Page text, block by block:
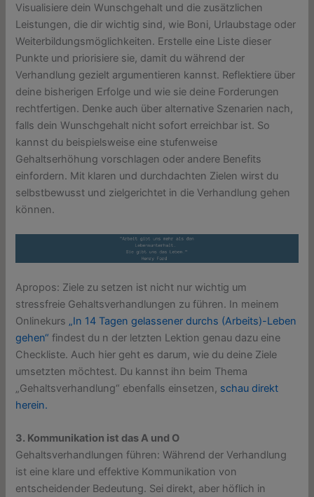
Visualisiere dein Wunschgehalt und die zusätzlichen
Leistungen, die dir wichtig sind, wie Boni, Urlaubstage oder
Weiterbildungsmöglichkeiten. Erstelle eine Liste dieser
Punkte und priorisiere sie, damit du während der
Verhandlung gezielt argumentieren kannst. Reflektiere über
deine bisherigen Erfolge und wie sie deine Forderungen
rechtfertigen. Denke auch über alternative Szenarien nach,
falls dein Wunschgehalt nicht sofort erreichbar ist. So
kannst du beispielsweise eine stufenweise
Gehaltserhöhung vorschlagen oder andere Benefits
einfordern. Mit klaren und durchdachten Zielen wirst du
selbstbewusst und zielgerichtet in die Verhandlung gehen
können.
Apropos: Ziele zu setzen ist nicht nur wichtig um
stressfreie Gehaltsverhandlungen zu führen. In meinem
Onlinekurs „In 14 Tagen gelassener durchs (Arbeits)-Leben
gehen“ findest du n der letzten Lektion genau dazu eine
Checkliste. Auch hier geht es darum, wie du deine Ziele
umsetzten möchtest. Du kannst ihn beim Thema
„Gehaltsverhandlung“ ebenfalls einsetzen, schau direkt
herein.
3. Kommunikation ist das A und O
Gehaltsverhandlungen führen: Während der Verhandlung
ist eine klare und effektive Kommunikation von
entscheidender Bedeutung. Sei direkt, aber höflich in